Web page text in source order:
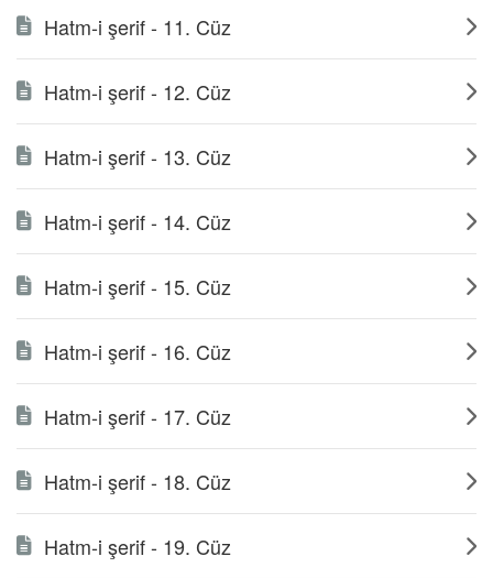
Hatm-i şerif - 11. Cüz
Hatm-i şerif - 12. Cüz
Hatm-i şerif - 13. Cüz
Hatm-i şerif - 14. Cüz
Hatm-i şerif - 15. Cüz
Hatm-i şerif - 16. Cüz
Hatm-i şerif - 17. Cüz
Hatm-i şerif - 18. Cüz
Hatm-i şerif - 19. Cüz